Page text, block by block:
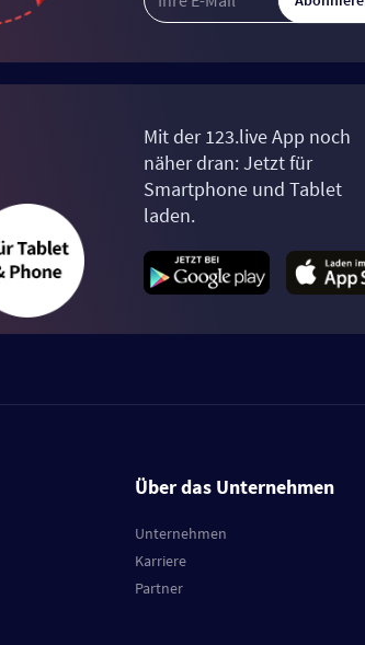
Mit der 123.live App noch
näher dran: Jetzt für
Smartphone und Tablet
laden.
Über das Unternehmen
Unternehmen
Karriere
Partner